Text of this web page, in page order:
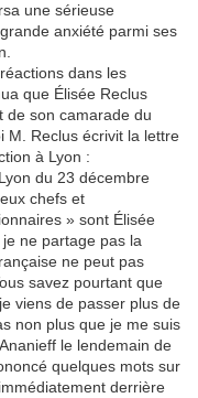
une sérieuse
anxiété parmi ses
dans les
que Élisée Reclus
de son camarade du
M. Reclus écrivit la lettre
à Lyon :
du 23 décembre
chefs et
» sont Élisée
ne partage pas la
ne peut pas
savez pourtant que
viens de passer plus de
non plus que je me suis
le lendemain de
quelques mots sur
derrière